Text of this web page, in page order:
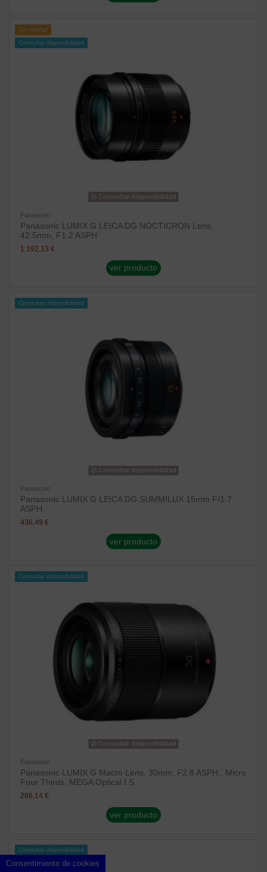
¡En oferta!
Consultar disponibilidad
Consultar disponibilidad
Panasonic
Panasonic LUMIX G LEICA DG NOCTICRON Lens,
42.5mm, F1.2 ASPH
1.192,13 €
ver producto
Consultar disponibilidad
Consultar disponibilidad
Panasonic
Panasonic LUMIX G LEICA DG SUMMILUX 15mm F/1.7
ASPH
436,49 €
ver producto
Consultar disponibilidad
Consultar disponibilidad
Panasonic
Panasonic LUMIX G Macro Lens, 30mm, F2.8 ASPH., Micro
Four Thirds, MEGA Optical I.S
286,14 €
ver producto
Consultar disponibilidad
Consentimiento de cookies